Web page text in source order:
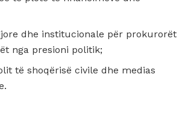
dhe institucionale për prokurorët
nga presioni politik;
të shoqërisë civile dhe medias